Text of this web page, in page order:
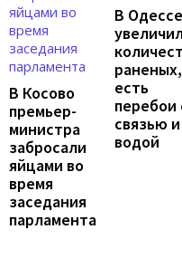
В Косово
премьер-
министра
забросали
яйцами во
время
заседания
парламента
В Одессе
раненых,
есть
перебои
связью и
водой